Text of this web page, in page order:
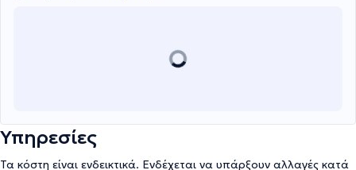
Υπηρεσίες
Τα κόστη είναι ενδεικτικά. Ενδέχεται να υπάρξουν αλλαγές κατά